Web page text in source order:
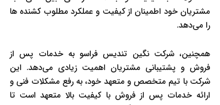
مشتریان خود اطمینان از کیفیت و عملکرد مطلوب کشنده ها
را می‌دهد.
همچنین، شرکت نگین تندیس فراسو به خدمات پس از
فروش و پشتیبانی مشتریان اهمیت زیادی می‌دهد. این
شرکت با تیم متخصص و متعهد خود، به رفع مشکلات فنی و
ارائه خدمات پس از فروش با کیفیت بالا متعهد است تا